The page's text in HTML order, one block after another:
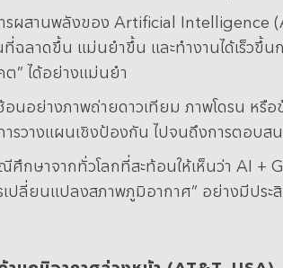
ารผสานพลังของ Artificial
ที่ฉลาดขึ้น แม่นยำขึ้น และทำงานได้เร็ว
ต” ได้อย่างแม่นยำ
นอย่างภาพถ่ายดาวเทียม ภาพโดรน หรื
ารวางแผนเชิงป้องกัน ไปจนถึงการตอบส
ษาจากทั่วโลกที่สะท้อนให้เห็นว่า AI +
ปลี่ยนแปลงสภาพภูมิอากาศ” อย่างมีประ